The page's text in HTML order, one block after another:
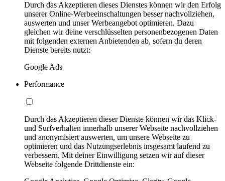
Durch das Akzeptieren dieses Dienstes können wir den Erfolg
unserer Online-Werbeeinschaltungen besser nachvollziehen,
auswerten und unser Werbeangebot optimieren. Dazu
gleichen wir deine verschlüsselten personenbezogenen Daten
mit folgenden externen Anbietenden ab, sofern du deren
Dienste bereits nutzt:
Google Ads
Performance
Durch das Akzeptieren dieser Dienste können wir das Klick-
und Surfverhalten innerhalb unserer Webseite nachvollziehen
und anonymisiert auswerten, um unsere Webseite zu
optimieren und das Nutzungserlebnis insgesamt laufend zu
verbessern. Mit deiner Einwilligung setzen wir auf dieser
Webseite folgende Drittdienste ein: